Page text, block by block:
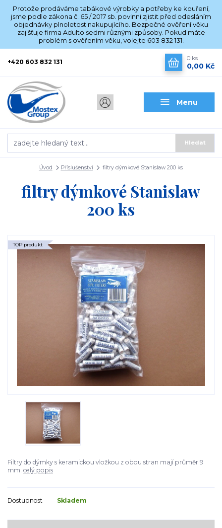
Protože prodáváme tabákové výrobky a potřeby ke kouření,
jsme podle zákona č. 65 / 2017 sb. povinni zjistit před odesláním
objednávky plnoletost nakupujícího. Bezpečné ověření věku
zajišťuje firma Adulto sedmi různými způsoby. Pokud máte
problém s ověřením věku, volejte 603 832 131.
Menu
Hledat
+420 603 832 131
0 ks
0,00 Kč
Úvod Příslušenství filtry dýmkové Stanislaw 200 ks
filtry dýmkové Stanislaw
200 ks
TOP produkt
Filtry do dýmky s keramickou vložkou z obou stran mají průměr 9
mm. celý popis
Dostupnost Skladem